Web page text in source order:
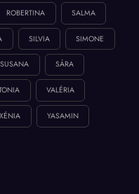
ROBERTINA SALMA
SILVIA SIMONE
SUSANA SÁRA
VALÉRIA
XÉNIA YASAMIN